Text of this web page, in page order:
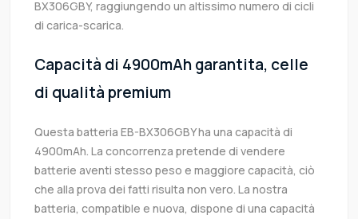
BX306GBY, raggiungendo un altissimo numero di cicli
di carica-scarica.
Capacità di 4900mAh garantita, celle
di qualità premium
Questa batteria EB-BX306GBY ha una capacità di
4900mAh. La concorrenza pretende di vendere
batterie aventi stesso peso e maggiore capacità, ciò
che alla prova dei fatti risulta non vero. La nostra
batteria, compatible e nuova, dispone di una capacità